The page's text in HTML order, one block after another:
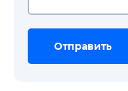
Отправить
Отправить
Отправить